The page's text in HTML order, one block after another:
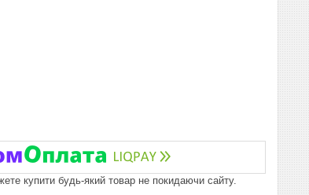
купити будь-який товар не покидаючи сайту.